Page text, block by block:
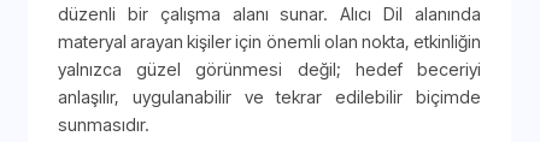
düzenli bir çalışma alanı sunar. Alıcı Dil alanında
materyal arayan kişiler için önemli olan nokta, etkinliğin
yalnızca güzel görünmesi değil; hedef beceriyi
anlaşılır, uygulanabilir ve tekrar edilebilir biçimde
sunmasıdır.